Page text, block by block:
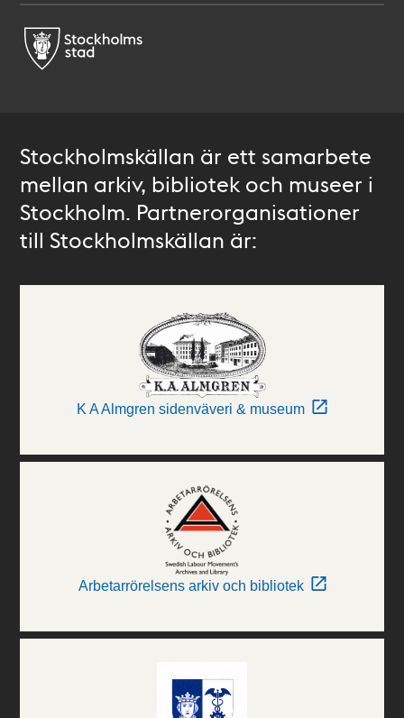
Stockholmskällan är ett samarbete
mellan arkiv, bibliotek och museer i
Stockholm. Partnerorganisationer
till Stockholmskällan är:
K A Almgren sidenväveri & museum
Arbetarrörelsens arkiv och bibliotek